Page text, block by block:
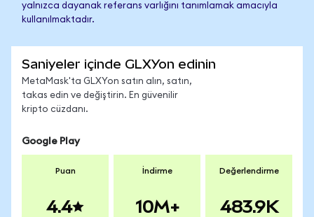
yalnızca dayanak referans varlığını tanımlamak amacıyla
kullanılmaktadır.
Saniyeler içinde GLXYon edinin
MetaMask'ta GLXYon satın alın, satın,
takas edin ve değiştirin. En güvenilir
kripto cüzdanı.
Google Play
Puan
4.4
İndirme
10M+
Değerlendirme
483.9K